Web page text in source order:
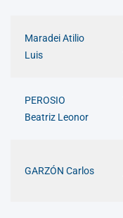
Maradei Atilio
Luis
PEROSIO
Beatriz Leonor
GARZÓN Carlos